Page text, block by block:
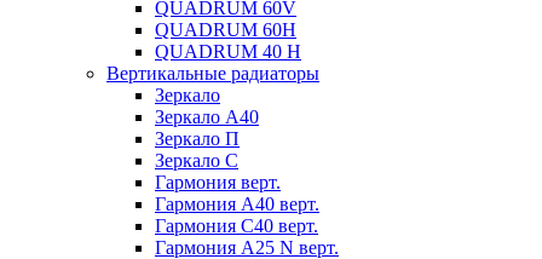
QUADRUM 60V
QUADRUM 60H
QUADRUM 40 H
Вертикальные радиаторы
Зеркало
Зеркало А40
Зеркало П
Зеркало С
Гармония верт.
Гармония А40 верт.
Гармония С40 верт.
Гармония А25 N верт.